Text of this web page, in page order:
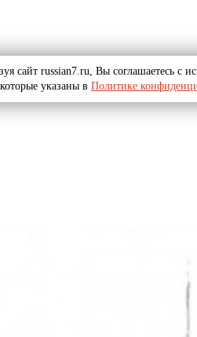
сайт russian7.ru, Вы соглашаетесь с
указаны в Политике